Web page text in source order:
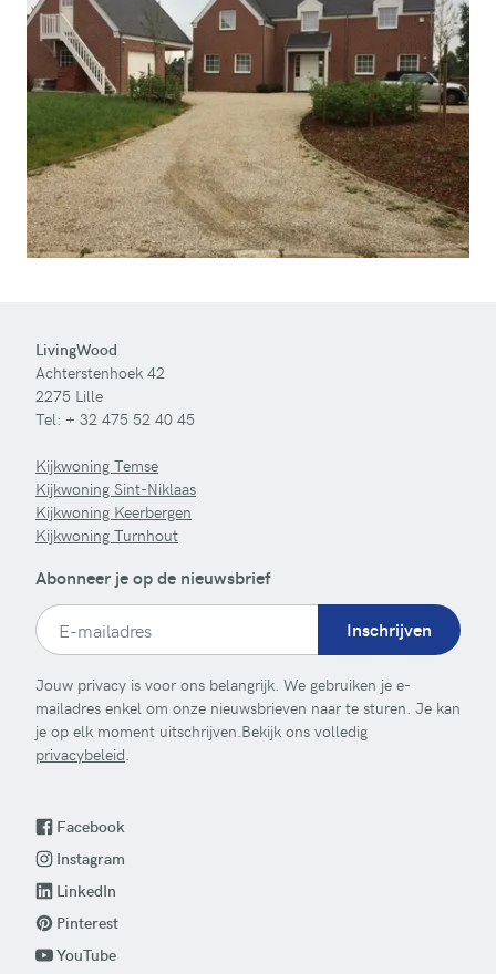
LivingWood
Achterstenhoek 42
2275 Lille
Tel: + 32 475 52 40 45
Kijkwoning Temse
Kijkwoning Sint-Niklaas
Kijkwoning Keerbergen
Kijkwoning Turnhout
Abonneer je op de nieuwsbrief
Inschrijven
Jouw privacy is voor ons belangrijk. We gebruiken je e-
mailadres enkel om onze nieuwsbrieven naar te sturen. Je kan
je op elk moment uitschrijven.Bekijk ons volledig
privacybeleid.
Facebook
Instagram
LinkedIn
Pinterest
YouTube